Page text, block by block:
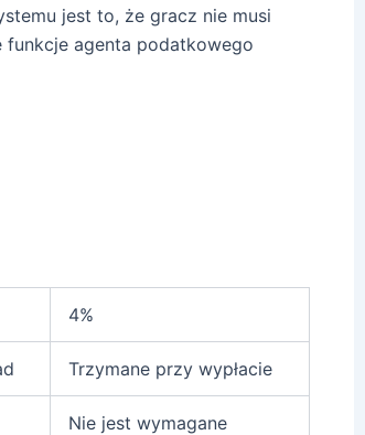
jest to, że gracz nie musi
funkcje agenta podatkowego
4%
Trzymane przy wypłacie
Nie jest wymagane